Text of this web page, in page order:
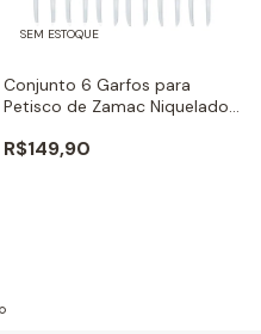
SEM ESTOQUE
Conjunto 6 Garfos para
Petisco de Zamac Niquelado
R$149,90